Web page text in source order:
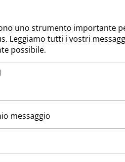
uno strumento importante
Leggiamo tutti i vostri
possibile.
messaggio